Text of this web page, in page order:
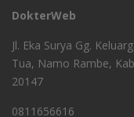
DokterWeb
Jl. Eka Surya Gg.
Tua, Namo Rambe,
20147
0811656616